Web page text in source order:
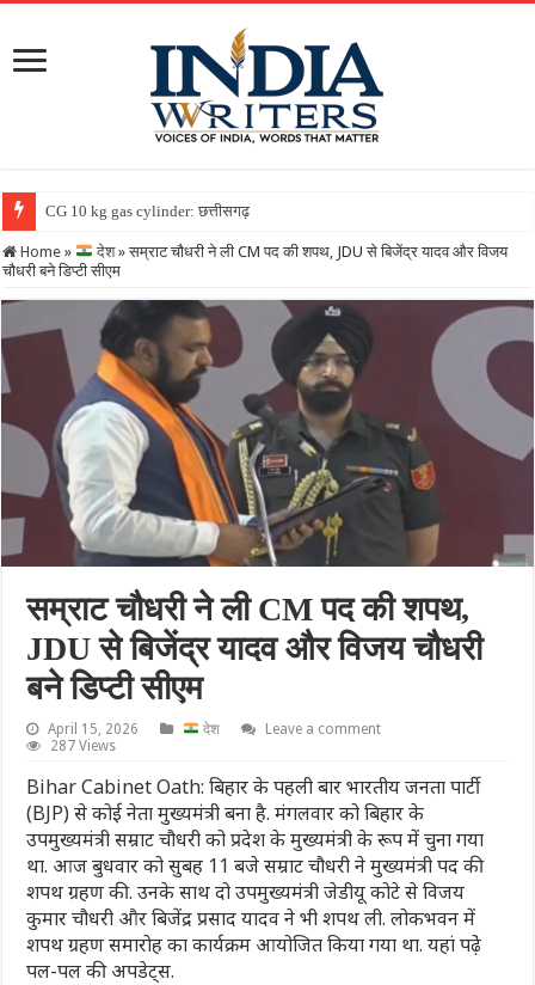
CG 10 kg gas cylinder: छत्तीसगढ़ में पहली बार मिलेगा 10 किलो व
Home » देश » सम्राट चौधरी ने ली CM पद की शपथ, JDU से बिजेंद्र यादव और विजय
चौधरी बने डिप्टी सीएम
सम्राट चौधरी ने ली CM पद की शपथ,
JDU से बिजेंद्र यादव और विजय चौधरी
बने डिप्टी सीएम
April 15, 2026 देश
Leave a comment
287 Views
Bihar Cabinet Oath: बिहार के पहली बार भारतीय जनता पार्टी
(BJP) से कोई नेता मुख्यमंत्री बना है. मंगलवार को बिहार के
उपमुख्यमंत्री सम्राट चौधरी को प्रदेश के मुख्यमंत्री के रूप में चुना गया
था. आज बुधवार को सुबह 11 बजे सम्राट चौधरी ने मुख्यमंत्री पद की
शपथ ग्रहण की. उनके साथ दो उपमुख्यमंत्री जेडीयू कोटे से विजय
कुमार चौधरी और बिजेंद्र प्रसाद यादव ने भी शपथ ली. लोकभवन में
शपथ ग्रहण समारोह का कार्यक्रम आयोजित किया गया था. यहां पढे़ं
पल-पल की अपडेट्स.